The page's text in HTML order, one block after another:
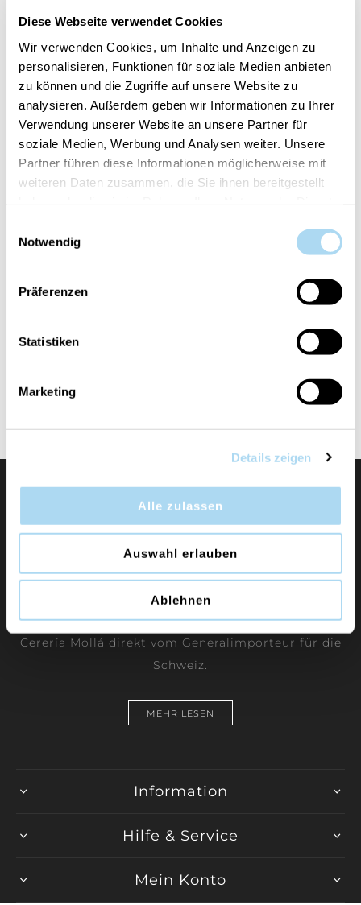
Diese Webseite verwendet Cookies
Wir verwenden Cookies, um Inhalte und Anzeigen zu
personalisieren, Funktionen für soziale Medien anbieten
zu können und die Zugriffe auf unsere Website zu
analysieren. Außerdem geben wir Informationen zu Ihrer
Verwendung unserer Website an unsere Partner für
soziale Medien, Werbung und Analysen weiter. Unsere
Partner führen diese Informationen möglicherweise mit
weiteren Daten zusammen, die Sie ihnen bereitgestellt
Notwendig
Präferenzen
Statistiken
Marketing
Details zeigen
Alle zulassen
Auswahl erlauben
Ablehnen
Cashmere Ellipse
CHF 44.90
Cashmere Large Jar
CHF 39.90
CHF 29.90 CHF 14.90
Duftkerzen und Raumdüfte der Marken Yankee
Candle, WoodWick, Chesapeake Bay Candle und
Cerería Mollá direkt vom Generalimporteur für die
Schweiz.
MEHR LESEN
Information
Hilfe & Service
Mein Konto